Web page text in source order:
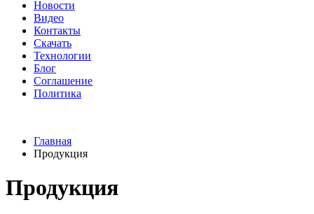
Новости
Видео
Контакты
Скачать
Технологии
Блог
Соглашение
Политика
Главная
Продукция
Продукция